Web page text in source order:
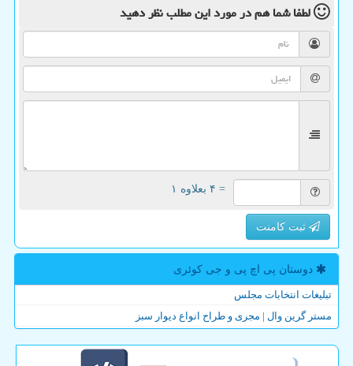
لطفا شما همدر مورد این مطلبنظر دهید
= ۴ بعلاوه ۱
ثبت کامنت
دوستان پی اچ پی و جی كوئری
تبلیغات انتخابات مجلس
مستر گرین وال | مجری و طراح انواع دیوار سبز